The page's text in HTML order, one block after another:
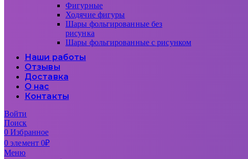
Фигурные
Ходячие фигуры
Шары фольгированные без
рисунка
Шары фольгированные с рисунком
Наши работы
Отзывы
Доставка
О нас
Контакты
Войти
Поиск
0Избранное
0элемент 0₽
Меню